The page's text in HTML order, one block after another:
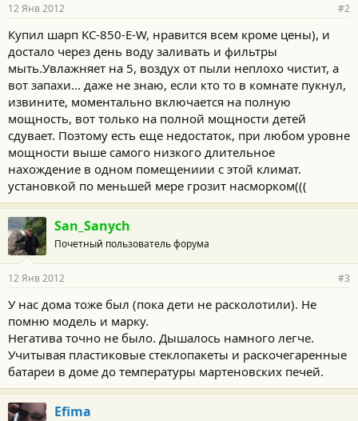
12 Янв 2012 #2
Купил шарп KC-850-E-W, нравится всем кроме цены), и
достало через день воду заливать и фильтры
мыть.Увлажняет на 5, воздух от пыли неплохо чистит, а
вот запахи... даже не знаю, если кто то в комнате пукнул,
извините, моментально включается на полную
мощность, вот только на полной мощности детей
сдувает. Поэтому есть еще недостаток, при любом уровне
мощности выше самого низкого длительное
нахождение в одном помещениии с этой климат.
установкой по меньшей мере грозит насморком(((
San_Sanych
Почетный пользователь форума
12 Янв 2012 #3
У нас дома тоже был (пока дети не расколотили). Не
помню модель и марку.
Негатива точно не было. Дышалось намного легче.
Учитывая пластиковые стеклопакеты и раскочегаренные
батареи в доме до температуры мартеновских печей.
Efima